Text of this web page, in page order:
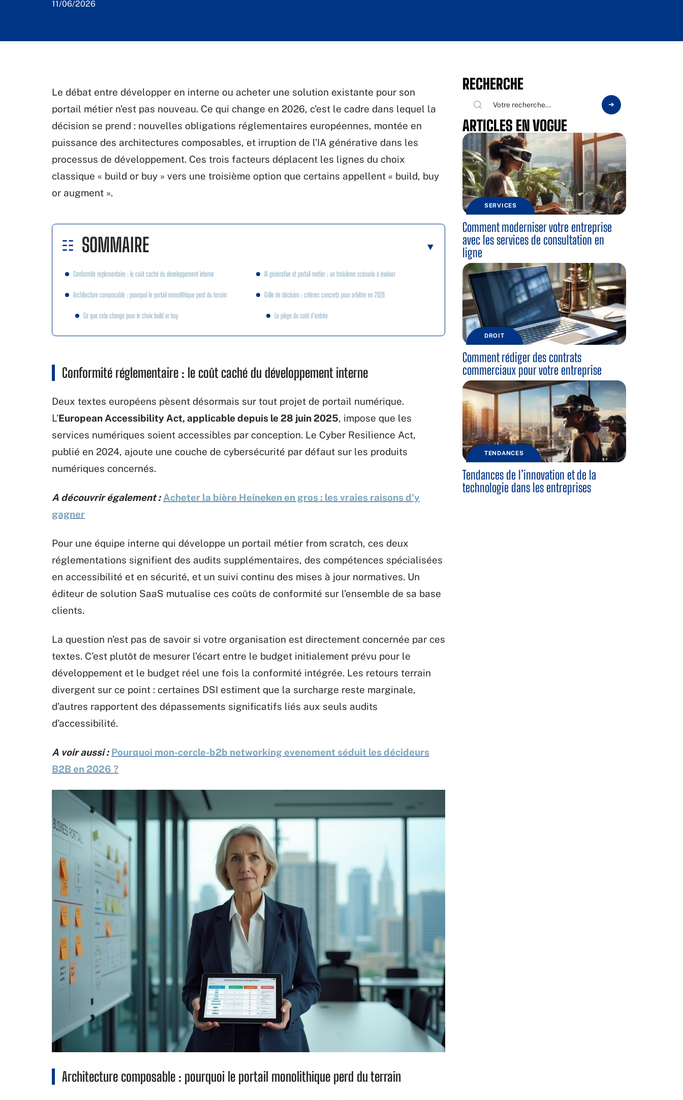
11/06/2026
Le débat entre développer en interne ou acheter une solution existante pour son
portail métier n’est pas nouveau. Ce qui change en 2026, c’est le cadre dans lequel la
décision se prend : nouvelles obligations réglementaires européennes, montée en
puissance des architectures composables, et irruption de l’IA générative dans les
processus de développement. Ces trois facteurs déplacent les lignes du choix
classique « build or buy » vers une troisième option que certains appellent « build, buy
or augment ».
SOMMAIRE
Conformité réglementaire : le coût caché du développement interne
Architecture composable : pourquoi le portail monolithique perd du terrain
Ce que cela change pour le choix build or buy
IA générative et portail métier : un troisième scénario à évaluer
Grille de décision : critères concrets pour arbitrer en 2026
Le piège du coût d’entrée
Conformité réglementaire : le coût caché du développement interne
Deux textes européens pèsent désormais sur tout projet de portail numérique.
L’European Accessibility Act, applicable depuis le 28 juin 2025, impose que les
services numériques soient accessibles par conception. Le Cyber Resilience Act,
publié en 2024, ajoute une couche de cybersécurité par défaut sur les produits
numériques concernés.
A découvrir également : Acheter la bière Heineken en gros : les vraies raisons d'y
gagner
Pour une équipe interne qui développe un portail métier from scratch, ces deux
réglementations signifient des audits supplémentaires, des compétences spécialisées
en accessibilité et en sécurité, et un suivi continu des mises à jour normatives. Un
éditeur de solution SaaS mutualise ces coûts de conformité sur l’ensemble de sa base
clients.
La question n’est pas de savoir si votre organisation est directement concernée par ces
textes. C’est plutôt de mesurer l’écart entre le budget initialement prévu pour le
développement et le budget réel une fois la conformité intégrée. Les retours terrain
divergent sur ce point : certaines DSI estiment que la surcharge reste marginale,
d’autres rapportent des dépassements significatifs liés aux seuls audits
d’accessibilité.
A voir aussi : Pourquoi mon-cercle-b2b networking evenement séduit les décideurs
B2B en 2026 ?
Architecture composable : pourquoi le portail monolithique perd du terrain
RECHERCHE
ARTICLES EN VOGUE
SERVICES
Comment moderniser votre entreprise
avec les services de consultation en
ligne
DROIT
Comment rédiger des contrats
commerciaux pour votre entreprise
TENDANCES
Tendances de l’innovation et de la
technologie dans les entreprises